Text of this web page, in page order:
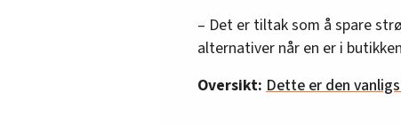
– Det er tiltak som å spare
alternativer når en er i
Oversikt: Dette er den